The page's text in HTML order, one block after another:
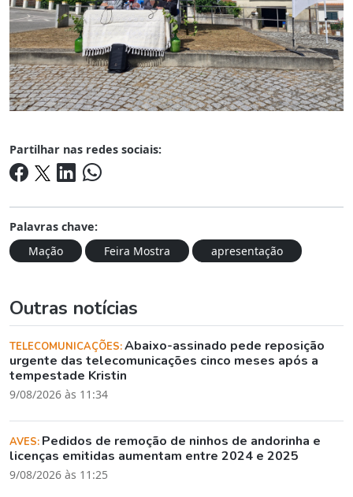
Partilhar nas redes sociais:
Palavras chave:
Mação
Feira Mostra apresentação
Outras notícias
TELECOMUNICAÇÕES:Abaixo-assinado pede reposição
urgente das telecomunicações cinco meses após a
tempestade Kristin
9/08/2026 às 11:34
AVES: Pedidos de remoção de ninhos de andorinha e
licenças emitidas aumentam entre 2024 e 2025
9/08/2026 às 11:25